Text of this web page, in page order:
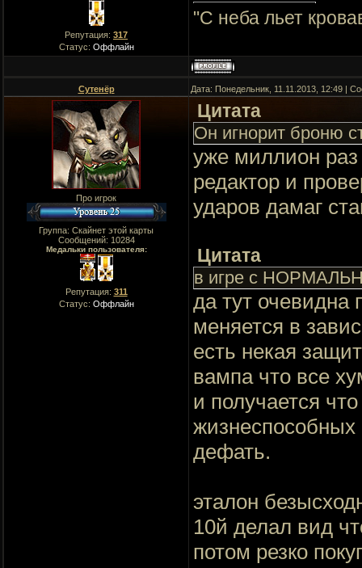
Репутация: 317
Статус: Оффлайн
"C неба льет
Сутенёр Дата: Понедельник, 11.11.2013, 12:49 |
Про игрок
Группа: Скайнет этой карты
Сообщений: 10284
Медальки пользователя:
Репутация: 311
Статус: Оффлайн
Цитата
Он игнорит броню
уже миллион раз
редактор и
ударов дамаг
Цитата
в игре с
да тут очевидна
меняется в
есть некая
вампа что все
и получается
жизнеспособных
дефать.
эталон
10й делал вид
потом резко